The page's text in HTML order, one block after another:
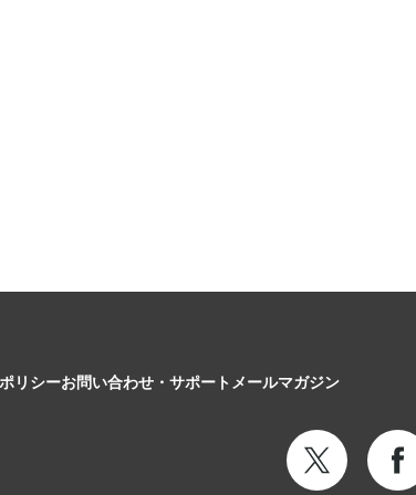
リシーお問い合わせ・サポート メールマガジン